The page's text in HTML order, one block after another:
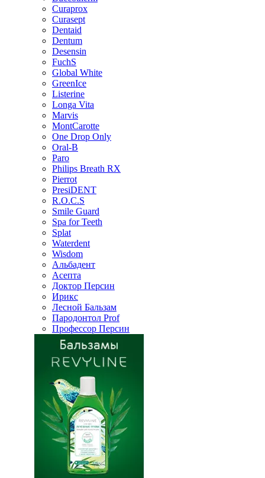
Curaprox
Curasept
Dentaid
Dentum
Desensin
FuchS
Global White
GreenIce
Listerine
Longa Vita
Marvis
MontCarotte
One Drop Only
Oral-B
Paro
Philips Breath RX
Pierrot
PresiDENT
R.O.C.S
Smile Guard
Spa for Teeth
Splat
Waterdent
Wisdom
Альбадент
Асепта
Доктор Персин
Ирикс
Лесной Бальзам
Пародонтол Prof
Профессор Персин